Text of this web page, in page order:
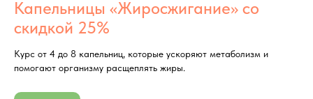
Капельницы «Жиросжигание» со
скидкой 25%
Курс от 4 до 8 капельниц, которые ускоряют метаболизм и
помогают организму расщеплять жиры.